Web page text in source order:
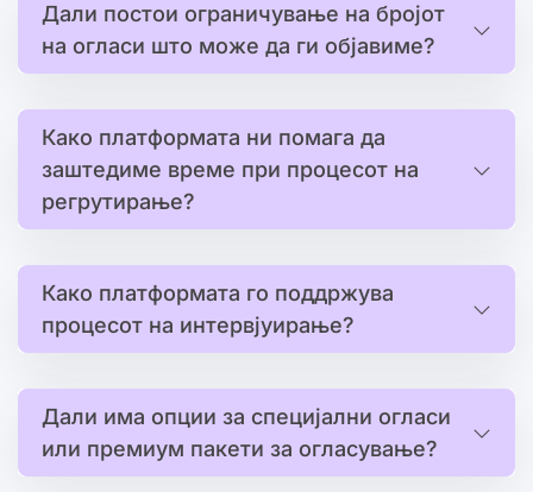
Дали постои ограничување на бројот
на огласи што може да ги објавиме?
Како платформата ни помага да
заштедиме време при процесот на
регрутирање?
Како платформата го поддржува
процесот на интервјуирање?
Дали има опции за специјални огласи
или премиум пакети за огласување?